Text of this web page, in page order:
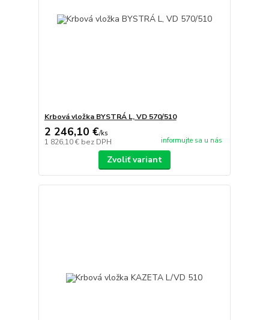
Krbová vložka BYSTRÁ L, VD 570/510
2 246,10 €/ks
1 826,10 € bez DPH informujte sa u nás
Zvoliť variant